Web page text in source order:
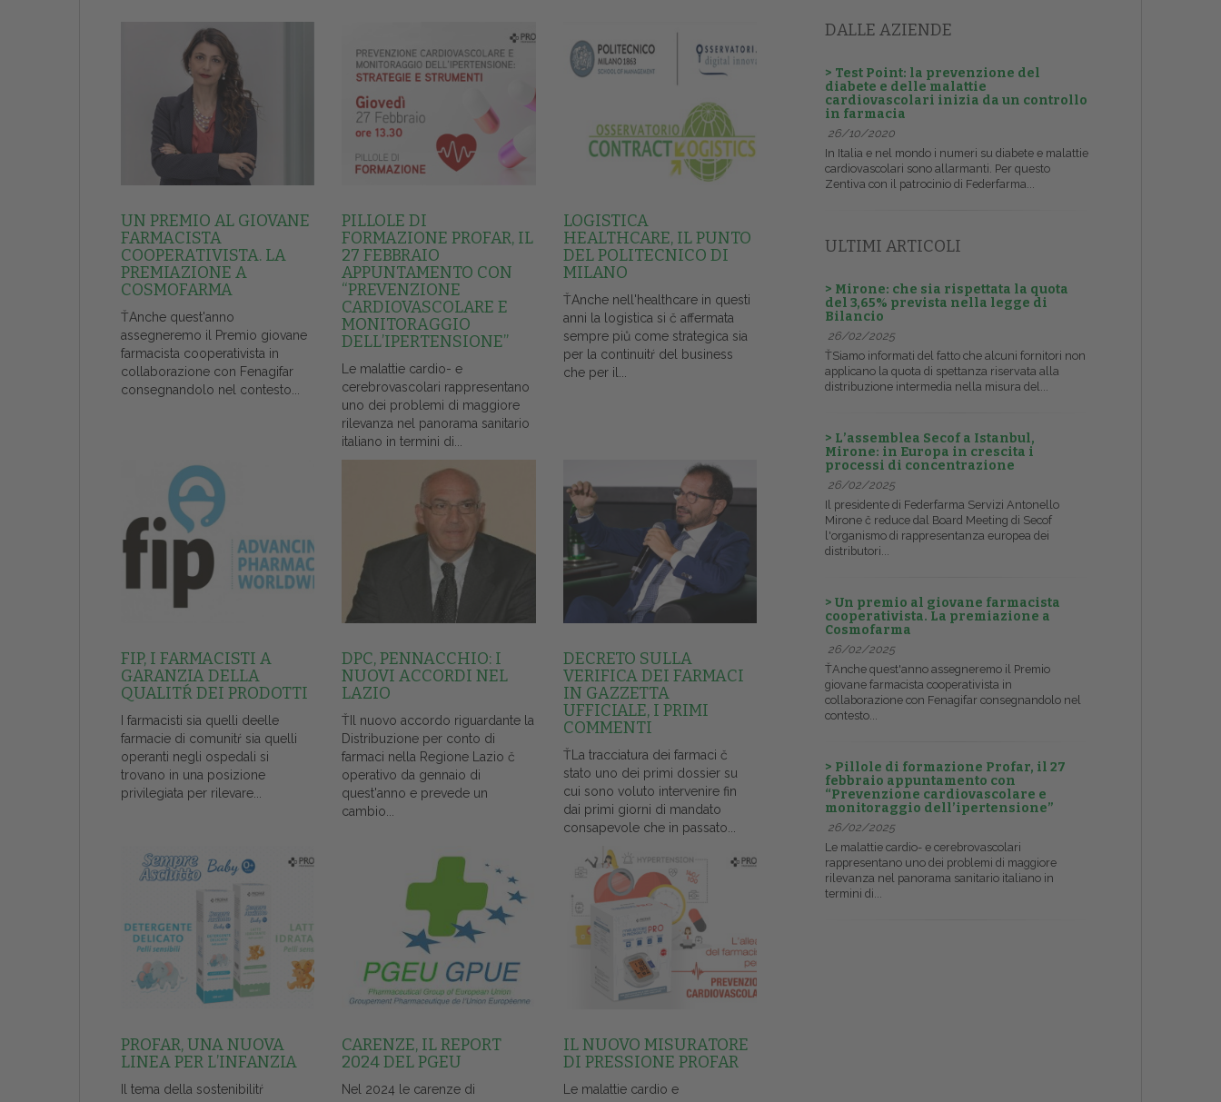
UN PREMIO AL GIOVANE
FARMACISTA
COOPERATIVISTA. LA
PREMIAZIONE A
COSMOFARMA
ŤAnche quest'anno
assegneremo il Premio giovane
farmacista cooperativista in
collaborazione con Fenagifar
consegnandolo nel contesto...
PILLOLE DI
FORMAZIONE PROFAR, IL
27 FEBBRAIO
APPUNTAMENTO CON
“PREVENZIONE
CARDIOVASCOLARE E
MONITORAGGIO
DELL’IPERTENSIONE”
Le malattie cardio- e
cerebrovascolari rappresentano
uno dei problemi di maggiore
rilevanza nel panorama sanitario
italiano in termini di...
LOGISTICA
HEALTHCARE, IL PUNTO
DEL POLITECNICO DI
MILANO
ŤAnche nell'healthcare in questi
anni la logistica si č affermata
sempre piů come strategica sia
per la continuitŕ del business
che per il...
FIP, I FARMACISTI A
GARANZIA DELLA
QUALITŔ DEI PRODOTTI
I farmacisti sia quelli deelle
farmacie di comunitŕ sia quelli
operanti negli ospedali si
trovano in una posizione
privilegiata per rilevare...
DPC, PENNACCHIO: I
NUOVI ACCORDI NEL
LAZIO
ŤIl nuovo accordo riguardante la
Distribuzione per conto di
farmaci nella Regione Lazio č
operativo da gennaio di
quest'anno e prevede un
cambio...
DECRETO SULLA
VERIFICA DEI FARMACI
IN GAZZETTA
UFFICIALE, I PRIMI
COMMENTI
ŤLa tracciatura dei farmaci č
stato uno dei primi dossier su
cui sono voluto intervenire fin
dai primi giorni di mandato
consapevole che in passato...
PROFAR, UNA NUOVA
LINEA PER L’INFANZIA
Il tema della sostenibilitŕ
CARENZE, IL REPORT
2024 DEL PGEU
Nel 2024 le carenze di
IL NUOVO MISURATORE
DI PRESSIONE PROFAR
Le malattie cardio e
DALLE AZIENDE
> Test Point: la prevenzione del
diabete e delle malattie
cardiovascolari inizia da un controllo
in farmacia
26/10/2020
In Italia e nel mondo i numeri su diabete e malattie
cardiovascolari sono allarmanti. Per questo
Zentiva con il patrocinio di Federfarma...
ULTIMI ARTICOLI
> Mirone: che sia rispettata la quota
del 3,65% prevista nella legge di
Bilancio
26/02/2025
ŤSiamo informati del fatto che alcuni fornitori non
applicano la quota di spettanza riservata alla
distribuzione intermedia nella misura del...
> L’assemblea Secof a Istanbul,
Mirone: in Europa in crescita i
processi di concentrazione
26/02/2025
Il presidente di Federfarma Servizi Antonello
Mirone č reduce dal Board Meeting di Secof
l'organismo di rappresentanza europea dei
distributori...
> Un premio al giovane farmacista
cooperativista. La premiazione a
Cosmofarma
26/02/2025
ŤAnche quest'anno assegneremo il Premio
giovane farmacista cooperativista in
collaborazione con Fenagifar consegnandolo nel
contesto...
> Pillole di formazione Profar, il 27
febbraio appuntamento con
“Prevenzione cardiovascolare e
monitoraggio dell’ipertensione”
26/02/2025
Le malattie cardio- e cerebrovascolari
rappresentano uno dei problemi di maggiore
rilevanza nel panorama sanitario italiano in
termini di...